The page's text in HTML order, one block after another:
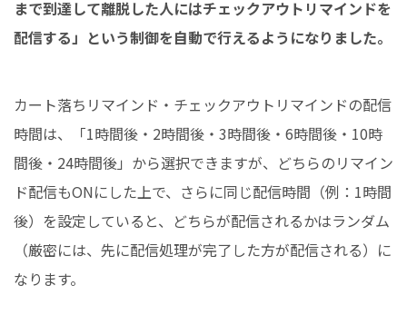
まで到達して離脱した人にはチェックアウトリマインドを
配信する」という制御を自動で行えるようになりました。
カート落ちリマインド・チェックアウトリマインドの配信
時間は、「1時間後・2時間後・3時間後・6時間後・10時
間後・24時間後」から選択できますが、どちらのリマイン
ド配信もONにした上で、さらに同じ配信時間（例：1時間
後）を設定していると、どちらが配信されるかはランダム
（厳密には、先に配信処理が完了した方が配信される）に
なります。